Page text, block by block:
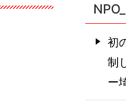
初
制
ー